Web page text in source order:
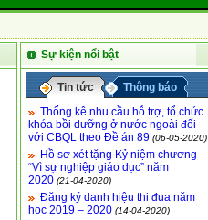
Sự kiện nổi bật
Tin tức
Thông báo
Thống kê nhu cầu hỗ trợ, tổ chức
khóa bồi dưỡng ở nước ngoài đối
với CBQL theo Đề án 89 (06-05-2020)
Hồ sơ xét tặng Kỷ niệm chương
“Vì sự nghiệp giáo dục” năm
2020 (21-04-2020)
Đăng ký danh hiệu thi đua năm
học 2019 – 2020 (14-04-2020)